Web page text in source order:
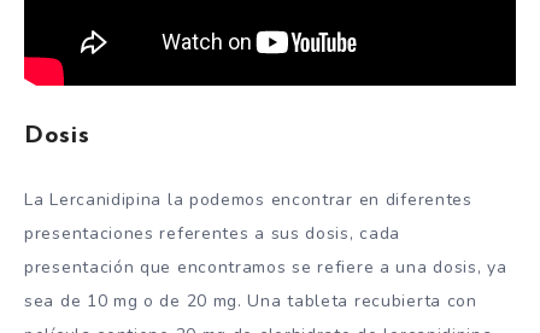
Dosis
La Lercanidipina la podemos encontrar en diferentes
presentaciones referentes a sus dosis, cada
presentación que encontramos se refiere a una dosis, ya
sea de 10 mg o de 20 mg. Una tableta recubierta con